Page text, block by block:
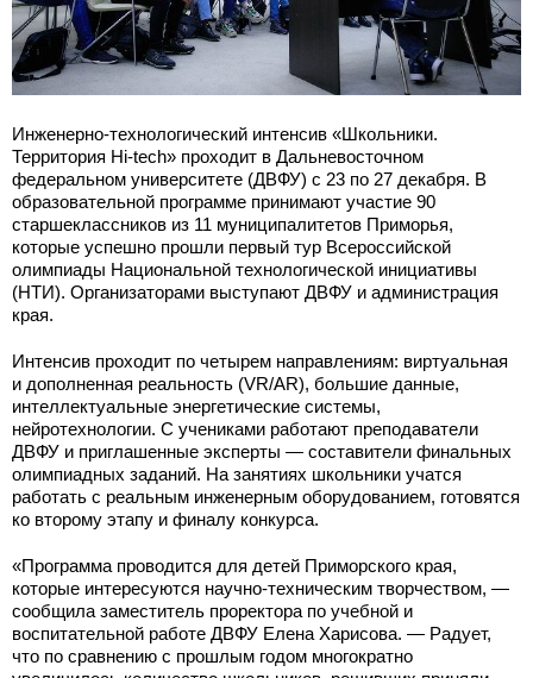
Инженерно-технологический интенсив «Школьники.
Территория Hi-tech» проходит в Дальневосточном
федеральном университете (ДВФУ) с 23 по 27 декабря. В
образовательной программе принимают участие 90
старшеклассников из 11 муниципалитетов Приморья,
которые успешно прошли первый тур Всероссийской
олимпиады Национальной технологической инициативы
(НТИ). Организаторами выступают ДВФУ и администрация
края.
Интенсив проходит по четырем направлениям: виртуальная
и дополненная реальность (VR/AR), большие данные,
интеллектуальные энергетические системы,
нейротехнологии. С учениками работают преподаватели
ДВФУ и приглашенные эксперты — составители финальных
олимпиадных заданий. На занятиях школьники учатся
работать с реальным инженерным оборудованием, готовятся
ко второму этапу и финалу конкурса.
«Программа проводится для детей Приморского края,
которые интересуются научно-техническим творчеством, —
сообщила заместитель проректора по учебной и
воспитательной работе ДВФУ Елена Харисова. — Радует,
что по сравнению с прошлым годом многократно